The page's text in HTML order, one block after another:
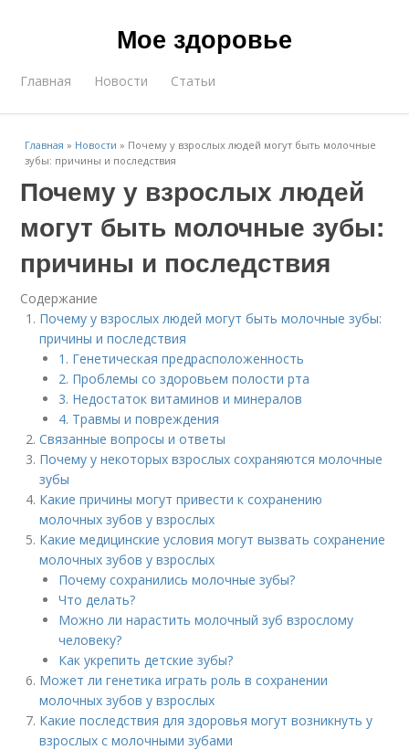
Мое здоровье
Главная Новости Статьи
Главная » Новости » Почему у взрослых людей могут быть молочные
зубы: причины и последствия
Почему у взрослых людей
могут быть молочные зубы:
причины и последствия
Содержание
Почему у взрослых людей могут быть молочные зубы:
причины и последствия
1. Генетическая предрасположенность
2. Проблемы со здоровьем полости рта
3. Недостаток витаминов и минералов
4. Травмы и повреждения
Связанные вопросы и ответы
Почему у некоторых взрослых сохраняются молочные
зубы
Какие причины могут привести к сохранению
молочных зубов у взрослых
Какие медицинские условия могут вызвать сохранение
молочных зубов у взрослых
Почему сохранились молочные зубы?
Что делать?
Можно ли нарастить молочный зуб взрослому
человеку?
Как укрепить детские зубы?
Может ли генетика играть роль в сохранении
молочных зубов у взрослых
Какие последствия для здоровья могут возникнуть у
взрослых с молочными зубами